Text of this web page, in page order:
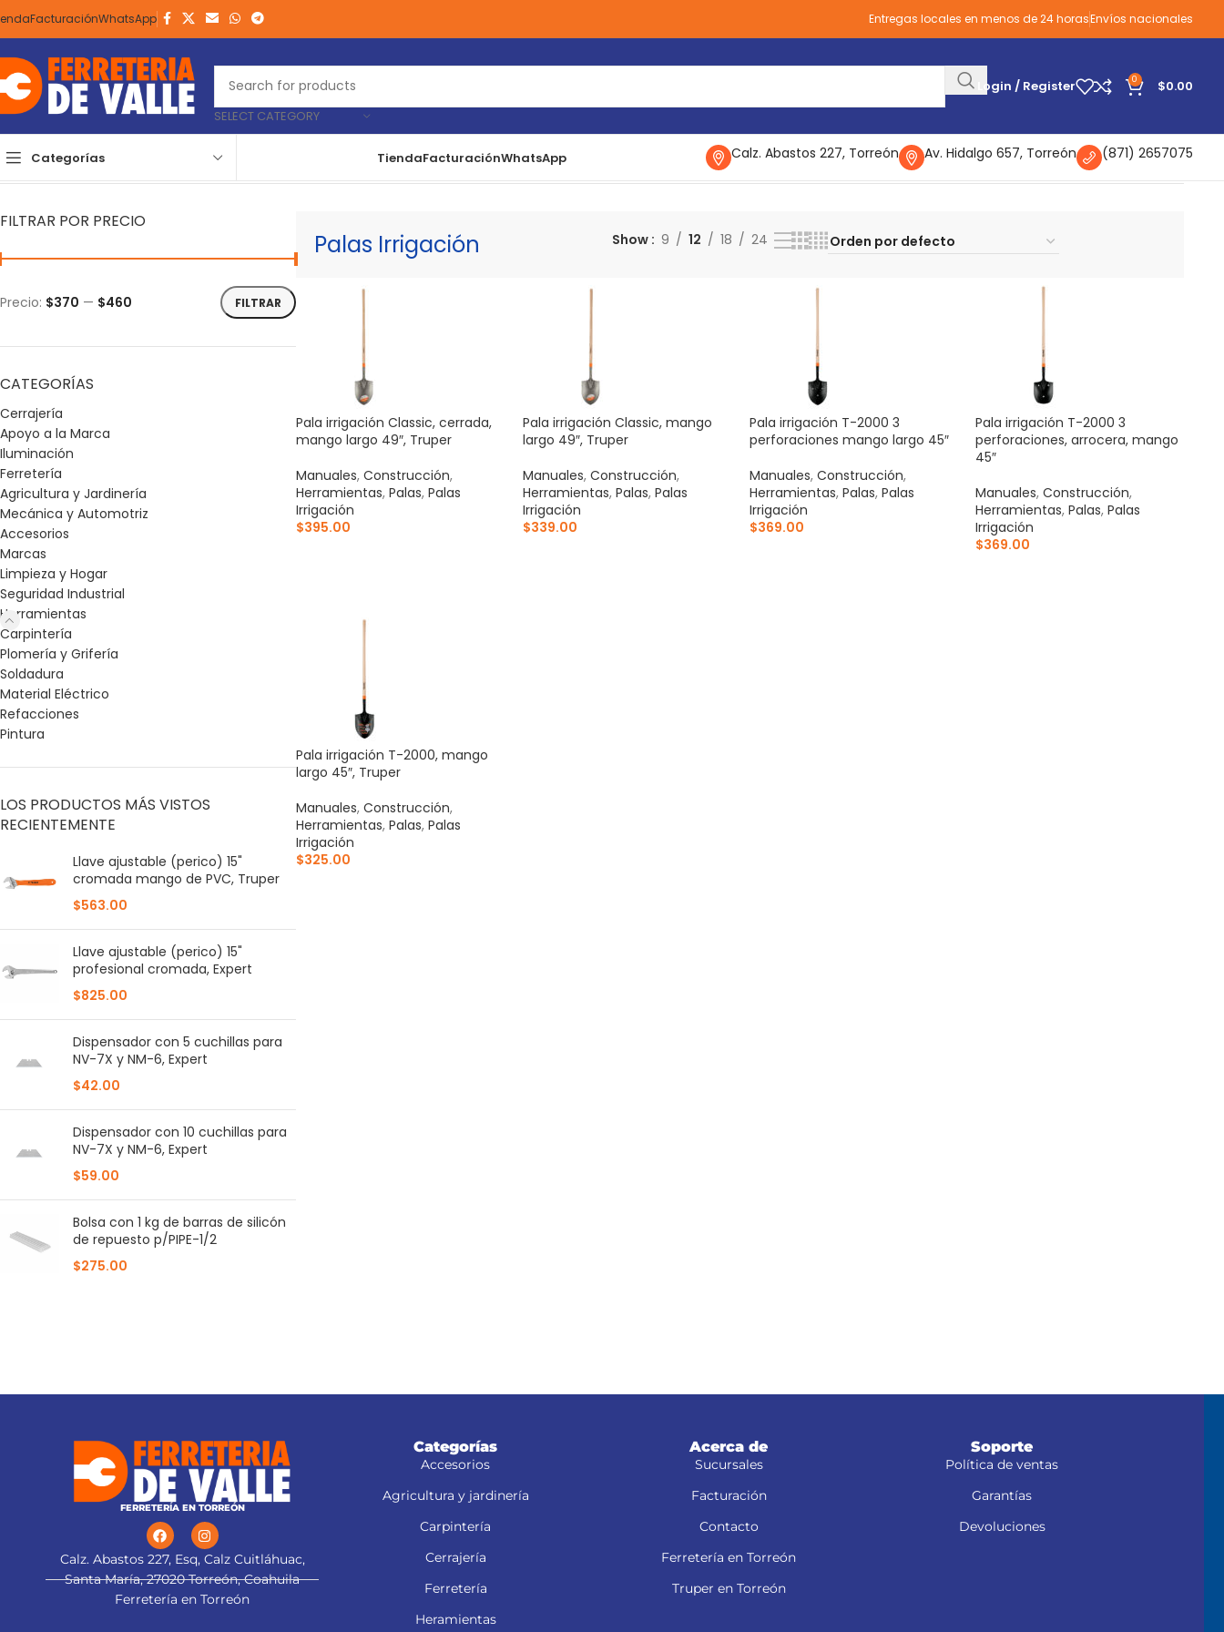
FacturaciónWhatsApp Entregas locales en menos de 24 horasEnvíos nacionales
SELECT CATEGORY
Login / Register 0 $0.00
Categorías TiendaFacturaciónWhatsApp Calz. Abastos 227, Torreón Av. Hidalgo 657, Torreón
(871) 2657075
FILTRAR POR PRECIO
FILTRAR
Precio: $370 — $460
CATEGORÍAS
Cerrajería
Apoyo a la Marca
Iluminación
Ferretería
Agricultura y Jardinería
Mecánica y Automotriz
Accesorios
Marcas
Limpieza y Hogar
Seguridad Industrial
Herramientas
Carpintería
Plomería y Grifería
Soldadura
Material Eléctrico
Refacciones
Pintura
LOS PRODUCTOS MÁS VISTOS
RECIENTEMENTE
Llave ajustable (perico) 15"
cromada mango de PVC, Truper
$563.00
Llave ajustable (perico) 15"
profesional cromada, Expert
$825.00
Dispensador con 5 cuchillas para
NV-7X y NM-6, Expert
$42.00
Dispensador con 10 cuchillas para
NV-7X y NM-6, Expert
$59.00
Bolsa con 1 kg de barras de silicón
de repuesto p/PIPE-1/2
$275.00
Palas Irrigación Show 9 12 18 24
Pala irrigación Classic, cerrada,
mango largo 49″, Truper
Manuales, Construcción,
Herramientas, Palas, Palas
Irrigación
$395.00
Pala irrigación Classic, mango
largo 49″, Truper
Manuales, Construcción,
Herramientas, Palas, Palas
Irrigación
$339.00
Pala irrigación T-2000 3
perforaciones mango largo 45″
Manuales, Construcción,
Herramientas, Palas, Palas
Irrigación
$369.00
Pala irrigación T-2000 3
perforaciones, arrocera, mango
45″
Manuales,Construcción,
Herramientas,Palas,Palas
Irrigación
$369.00
Pala irrigación T-2000, mango
largo 45″, Truper
Manuales, Construcción,
Herramientas, Palas, Palas
Irrigación
$325.00
FERRETERÍA EN TORREÓN
Calz. Abastos 227, Esq, Calz Cuitláhuac,
Santa María, 27020 Torreón, Coahuila
Ferretería en Torreón
Categorías
Accesorios
Agricultura y jardinería
Carpintería
Cerrajería
Ferretería
Heramientas
Acerca de
Sucursales
Facturación
Contacto
Ferretería en Torreón
Truper en Torreón
Soporte
Política de ventas
Garantías
Devoluciones